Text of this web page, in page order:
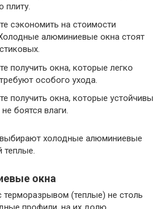
плиту.
сэкономить на стоимости
алюминиевые окна стоят
получить окна, которые легко
особого ухода.
получить окна, которые устойчивы
боятся влаги.
холодные алюминиевые
теплые.
окна
(теплые) не столь